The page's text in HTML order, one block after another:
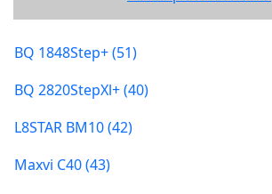
BQ 1848Step+ (51)
BQ 2820StepXl+ (40)
L8STAR BM10 (42)
Maxvi C40 (43)